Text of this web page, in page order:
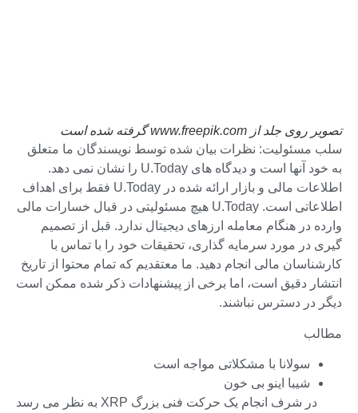
تصویر روی جلد از www.freepik.com گرفته شده است
سلب مسئولیت: نظرات بیان شده توسط نویسندگان ما متعلق
به خود آنها است و دیدگاه های U.Today را نشان نمی دهد.
اطلاعات مالی و بازار ارائه شده در U.Today فقط برای اهداف
اطلاعاتی است. U.Today هیچ مسئولیتی در قبال خسارات مالی
وارده در هنگام معامله ارزهای دیجیتال ندارد. قبل از تصمیم
گیری در مورد سرمایه گذاری، تحقیقات خود را با تماس با
کارشناسان مالی انجام دهید. ما معتقدیم که تمام محتوا از تاریخ
انتشار دقیق است، اما برخی از پیشنهادات ذکر شده ممکن است
دیگر در دسترس نباشند.
مطالب
سولانا با مشکلاتی مواجه است
شیبا اینو بی خون
به نظر می رسد XRP در شرف انجام یک حرکت فنی بزرگ